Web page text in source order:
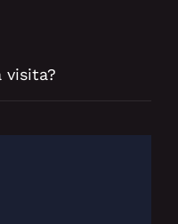
visita?